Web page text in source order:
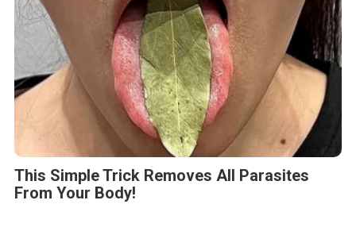
This Simple Trick Removes All Parasites
From Your Body!